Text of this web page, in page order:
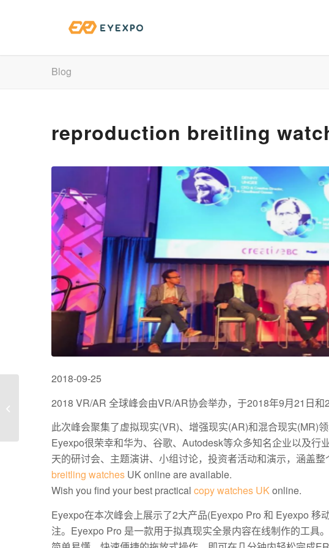
Blog
reproduction breitling
2018-09-25
2018 VR/AR 全球峰会由VR/AR协会举办，于2018年9月21日和
此次峰会聚集了虚拟现实(VR)、增强现实(AR)和混合现实(MR)
Eyexpo很荣幸和华为、谷歌、Autodesk等众多知名企业以及行
天的研讨会、主题演讲、小组讨论，投资者活动和演示，涵盖整
breitling watchesUK online are available.
Wish you find your best practical copy watches UKonline.
Eyexpo在本次峰会上展示了2大产品(Eyexpo Pro 和 Eyexpo
注。Eyexpo Pro 是一款用于拟真现实全景内容在线制作的工具
ER拟真现实技术有望成